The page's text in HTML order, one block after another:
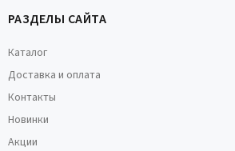
РАЗДЕЛЫ САЙТА
Каталог
Доставка и оплата
Контакты
Новинки
Акции